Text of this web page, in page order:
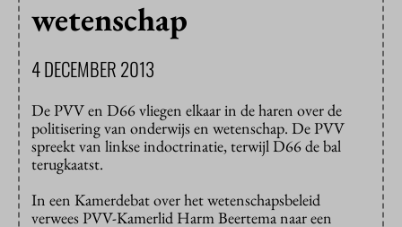
wetenschap
4 DECEMBER 2013
De PVV en D66 vliegen elkaar in de haren over de
politisering van onderwijs en wetenschap. De PVV
spreekt van linkse indoctrinatie, terwijl D66 de bal
terugkaatst.
In een Kamerdebat over het wetenschapsbeleid
verwees PVV-Kamerlid Harm Beertema naar een